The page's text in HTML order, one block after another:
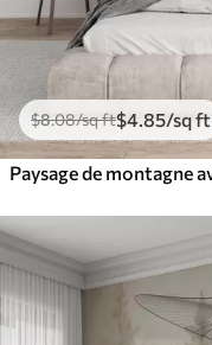
$8.08/sq ft$4 .85/sq ft